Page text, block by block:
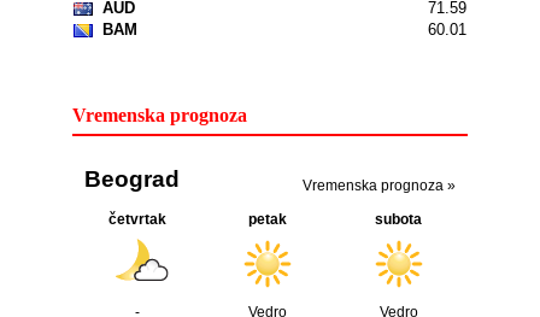
Vremenska prognoza